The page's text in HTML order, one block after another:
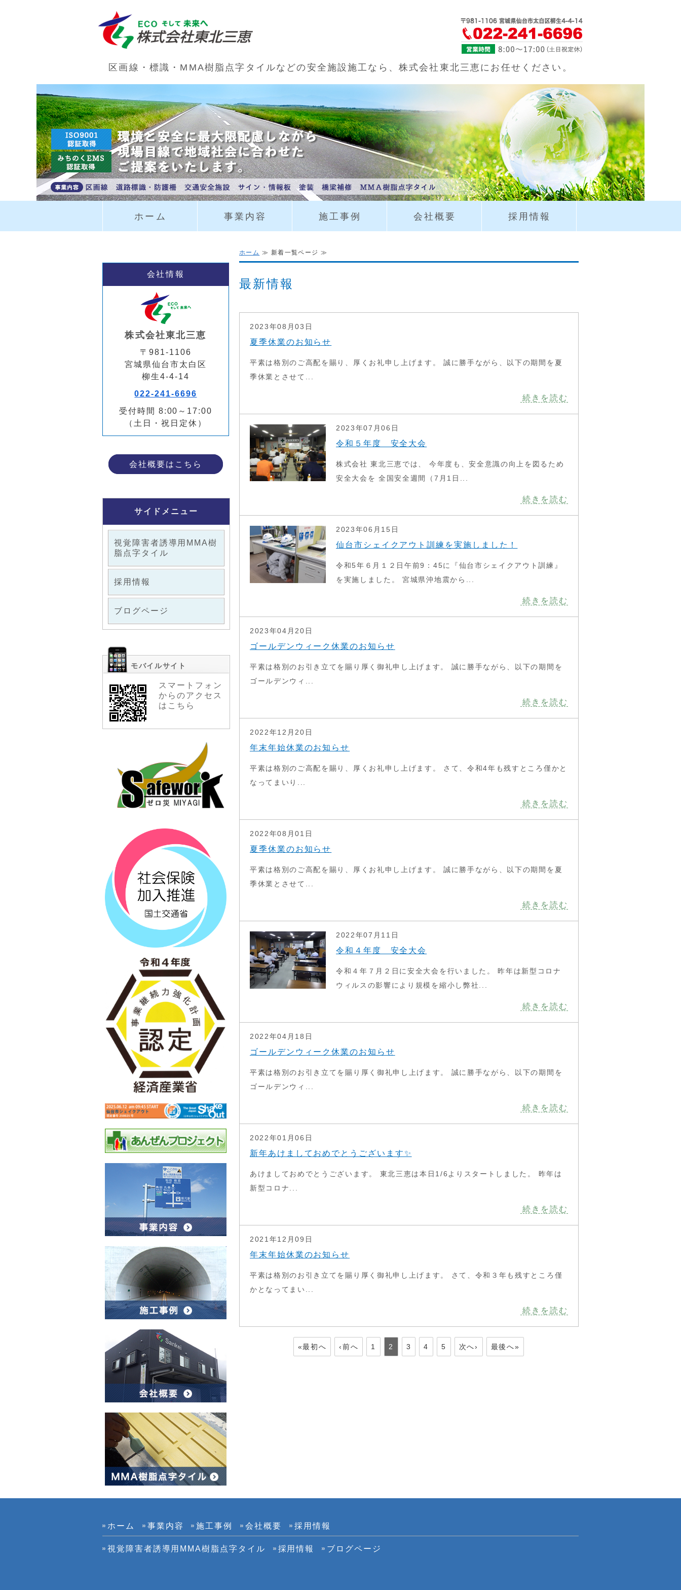
区画線・道路標識・点字タイルの施工なら東北三恵｜仙台市
区画線・標識・MMA樹脂点字タイルなどの安全施設施工なら、株式会社東北三恵にお任せください。
ホーム 事業内容 施工事例 会社概要 採用情報
ホーム ≫ 新着一覧ページ ≫
最新情報
2023年08月03日
夏季休業のお知らせ
平素は格別のご高配を賜り、厚くお礼申し上げます。 誠に勝手ながら、以下の期間を夏
季休業とさせて...
続きを読む
2023年07月06日
令和５年度 安全大会
株式会社 東北三恵では、 今年度も、安全意識の向上を図るため
安全大会を 全国安全週間（7月1日...
続きを読む
2023年06月15日
仙台市シェイクアウト訓練を実施しました！
令和5年６月１２日午前9：45に『仙台市シェイクアウト訓練』
を実施しました。 宮城県沖地震から...
続きを読む
2023年04月20日
ゴールデンウィーク休業のお知らせ
平素は格別のお引き立てを賜り厚く御礼申し上げます。 誠に勝手ながら、以下の期間を
ゴールデンウィ...
続きを読む
2022年12月20日
年末年始休業のお知らせ
平素は格別のご高配を賜り、厚くお礼申し上げます。 さて、令和4年も残すところ僅かと
なってまいり...
続きを読む
2022年08月01日
夏季休業のお知らせ
平素は格別のご高配を賜り、厚くお礼申し上げます。 誠に勝手ながら、以下の期間を夏
季休業とさせて...
続きを読む
2022年07月11日
令和４年度 安全大会
令和４年７月２日に安全大会を行いました。 昨年は新型コロナ
ウィルスの影響により規模を縮小し弊社...
続きを読む
2022年04月18日
ゴールデンウィーク休業のお知らせ
平素は格別のお引き立てを賜り厚く御礼申し上げます。 誠に勝手ながら、以下の期間を
ゴールデンウィ...
続きを読む
2022年01月06日
新年あけましておめでとうございます✨
あけましておめでとうございます。 東北三恵は本日1/6よりスタートしました。 昨年は
新型コロナ...
続きを読む
2021年12月09日
年末年始休業のお知らせ
平素は格別のお引き立てを賜り厚く御礼申し上げます。 さて、令和３年も残すところ僅
かとなってまい...
続きを読む
«最初へ ‹前へ 1 2 3 4 5 次へ› 最後へ»
会社情報
株式会社東北三恵
〒981-1106
宮城県仙台市太白区
柳生4-4-14
022-241-6696
受付時間 8:00～17:00
（土日・祝日定休）
会社概要はこちら
サイドメニュー
視覚障害者誘導用MMA樹
脂点字タイル
採用情報
ブログページ
モバイルサイト
スマートフォン
からのアクセス
はこちら
ホーム 事業内容 施工事例 会社概要 採用情報
視覚障害者誘導用MMA樹脂点字タイル 採用情報 ブログページ